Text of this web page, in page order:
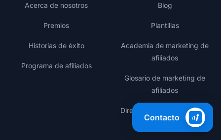
Acerca de nosotros
Premios
Historias de éxito
Programa de afiliados
Blog
Plantillas
Academia de marketing de
afiliados
Glosario de marketing de
afiliados
Directorio de programas de
afiliados
Contacto